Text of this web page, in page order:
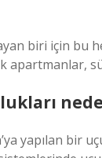
biri için bu
apartmanlar,
yapılan bir